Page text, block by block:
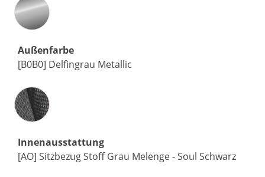
Außenfarbe
[B0B0] Delfingrau Metallic
Innenausstattung
Innenausstattung
[AO] Sitzbezug Stoff Grau Melenge - Soul Schwarz